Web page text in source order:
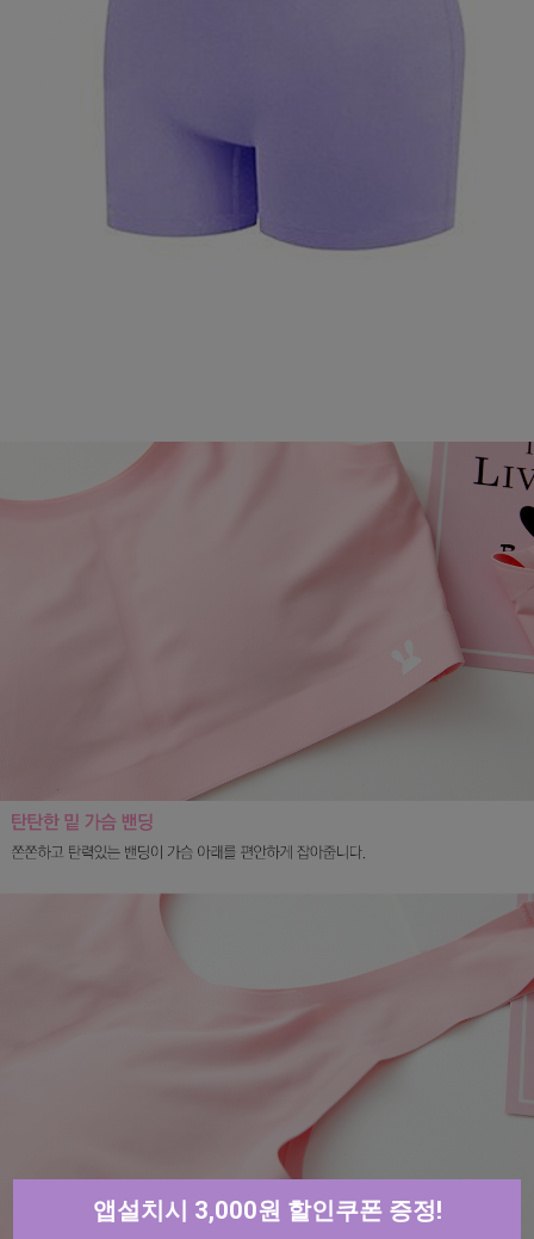
앱설치시 3,000원 할인쿠폰 증정!